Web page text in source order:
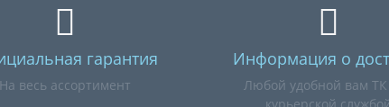
гарантия
На весь ассортимент
Информация о
Любой удобной вам